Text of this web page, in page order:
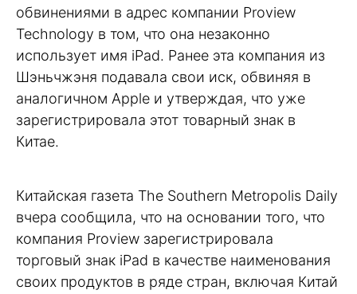
обвинениями в адрес компании Proview
Technology в том, что она незаконно
использует имя iPad. Ранее эта компания из
Шэньчжэня подавала свои иск, обвиняя в
аналогичном Apple и утверждая, что уже
зарегистрировала этот товарный знак в
Китае.
Китайская газета The Southern Metropolis Daily
вчера сообщила, что на основании того, что
компания Proview зарегистрировала
торговый знак iPad в качестве наименования
своих продуктов в ряде стран, включая Китай